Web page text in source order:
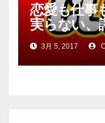
恋愛も仕事
実らない、
は？
3月 5, 2017